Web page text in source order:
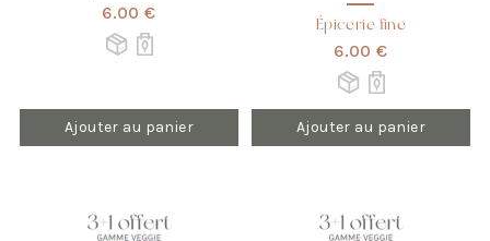
6.00 €
Ajouter au panier
Épicerie fine
6.00 €
Ajouter au panier